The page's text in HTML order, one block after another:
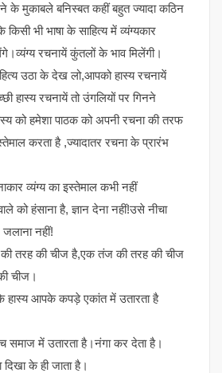
के मुकाबले बनिस्बत कहीं बहुत ज्यादा कठिन
भी भाषा के साहित्य में व्यंग्यकार
रचनायें कुंतलों के भाव मिलेंगी।
उठा के देख लो,आपको हास्य रचनायें
हास्य रचनायें तो उंगलियों पर गिनने
को हमेशा पाठक को अपनी रचना की तरफ
करता है ,ज्यादातर रचना के प्रारंभ
व्यंग्य का इस्तेमाल कभी नहीं
को हंसाना है, ज्ञान देना नहीं!उसे नीचा
नहीं!
तरह की चीज है,एक तंज की तरह की चीज
चीज।
आपके कपड़े एकांत में उतारता है
समाज में उतारता है।नंगा कर देता है।
के ही जाता है।